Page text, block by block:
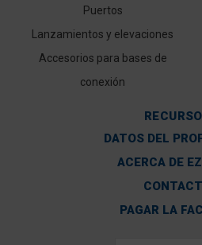
Puertos
Lanzamientos y elevaciones
Accesorios para bases de
conexión
DATOS DEL
ACERCA DE
PAGAR LA